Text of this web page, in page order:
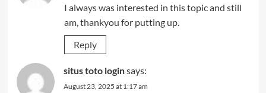
I always was interested in this topic and still
am, thankyou for putting up.
Reply
situs toto loginsays:
August 23, 2025 at 1:17 am